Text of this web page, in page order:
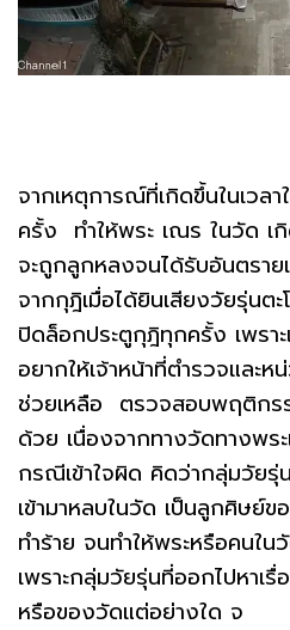
จากเหตุการณ์ที่เกิดขึ้นในเวล
ครั้ง ทำให้พระ เณร ในวัด เ
จะถูกลูกหลงจนได้รับอันตราย
จากกุฎิเมื่อได้ยินเสียงวัยรุ่นต
ปิดล็อกประตูกุฎิทุกครั้ง เพรา
อยากให้เจ้าหน้าที่ตำรวจและห
ช่วยเหลือ ตรวจสอบพฤติกร
ด้วย เนื่องจากทางวัดทางพร
กรณีเข้าใจผิด คิดว่ากลุ่มวัยรุ่
เข้ามาหลบในวัด เป็นลูกศิษย์
ทำร้าย จนทำให้พระหรือคนใ
เพราะกลุ่มวัยรุ่นที่ออกไปหาเ
หรือของวัดแต่อย่างใด จ